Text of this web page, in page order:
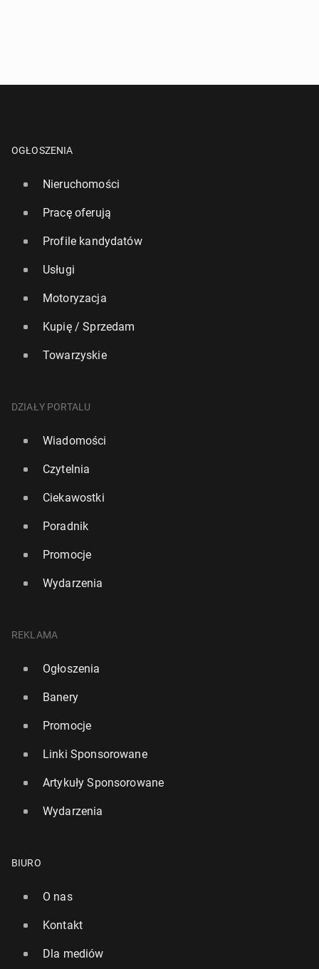
OGŁOSZENIA
Nieruchomości
Pracę oferują
Profile kandydatów
Usługi
Motoryzacja
Kupię / Sprzedam
Towarzyskie
DZIAŁY PORTALU
Wiadomości
Czytelnia
Ciekawostki
Poradnik
Promocje
Wydarzenia
REKLAMA
Ogłoszenia
Banery
Promocje
Linki Sponsorowane
Artykuły Sponsorowane
Wydarzenia
BIURO
O nas
Kontakt
Dla mediów